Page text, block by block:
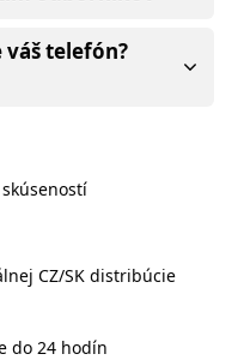
telefón?
CZ/SK distribúcie
do 24 hodín